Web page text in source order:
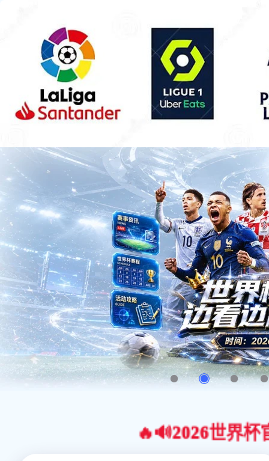
🔥🔊2026世界杯官网